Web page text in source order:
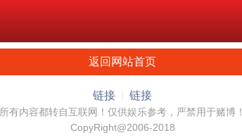
返回网站首页
链接 链接
所有内容都转自互联网！仅供娱乐参考，严禁用于赌博！
CopyRight@2006-2018